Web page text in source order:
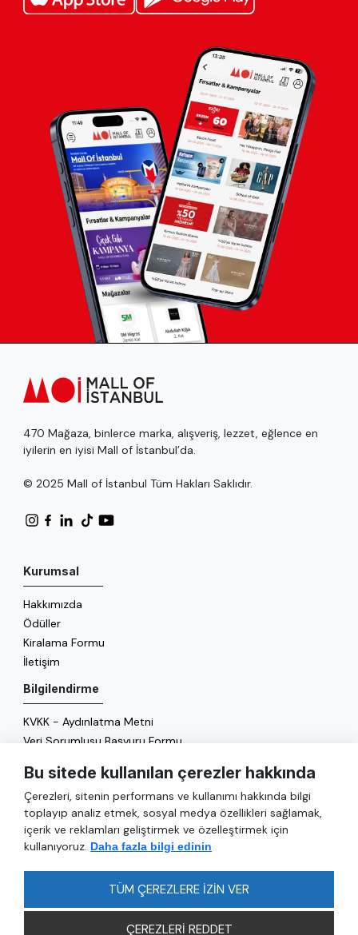
470 Mağaza, binlerce marka, alışveriş, lezzet, eğlence en
iyilerin en iyisi Mall of İstanbul’da.
© 2025 Mall of İstanbul Tüm Hakları Saklıdır.
Kurumsal
Hakkımızda
Ödüller
Kiralama Formu
İletişim
Bilgilendirme
KVKK - Aydınlatma Metni
Veri Sorumlusu Başvuru Formu
Enerji Politikası
Genel
Hizmetler
Bu sitede kullanılan çerezler hakkında
Çerezleri, sitenin performans ve kullanımı hakkında bilgi
toplayıp analiz etmek, sosyal medya özellikleri sağlamak,
içerik ve reklamları geliştirmek ve özelleştirmek için
kullanıyoruz. Daha fazla bilgi edinin
TÜM ÇEREZLERE İZİN VER
ÇEREZLERİ REDDET